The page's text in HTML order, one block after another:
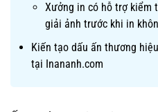
Xưởng in có hỗ trợ kiểm
giải ảnh trước khi in
Kiến tạo dấu ấn thương
tại Inananh.com